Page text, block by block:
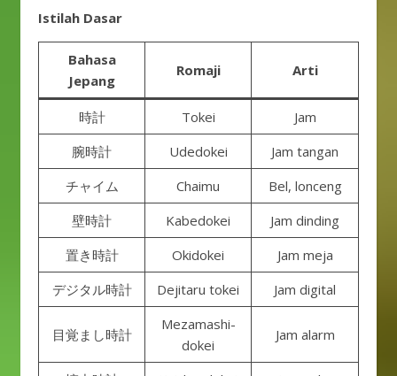
Istilah Dasar
Bahasa
Jepang
Romaji Arti
時計 Tokei
Jam
腕時計
Udedokei
Jam tangan
チャイム
Chaimu
Bel, lonceng
壁時計
Kabedokei
Jam dinding
置き時計
Okidokei
Jam meja
デジタル時計
Dejitaru tokei Jam digital
目覚まし時計
Mezamashi-
dokei
Jam alarm